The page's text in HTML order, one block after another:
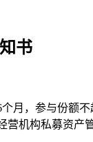
书
，参与份额
机构私募资产